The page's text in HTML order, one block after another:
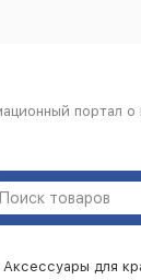
портал о
Аксессуары для